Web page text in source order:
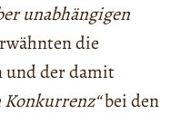
unabhängigen
die
und der damit
bei den